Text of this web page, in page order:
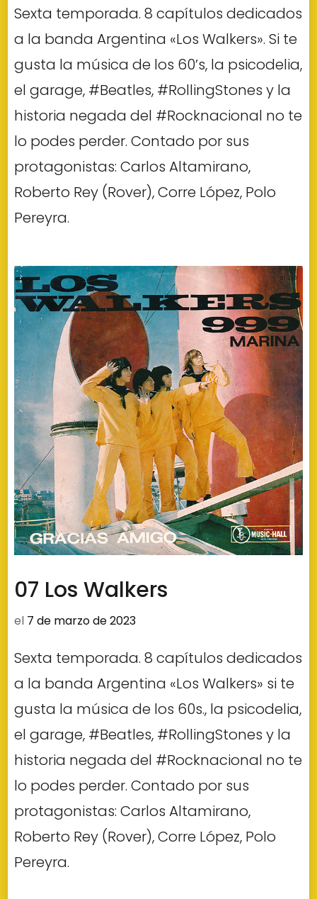
Sexta temporada. 8 capítulos dedicados
a la banda Argentina «Los Walkers». Si te
gusta la música de los 60’s, la psicodelia,
el garage, #Beatles, #RollingStones y la
historia negada del #Rocknacional no te
lo podes perder. Contado por sus
protagonistas: Carlos Altamirano,
Roberto Rey (Rover), Corre López, Polo
Pereyra.
07 Los Walkers
el 7 de marzo de 2023
Sexta temporada. 8 capítulos dedicados
a la banda Argentina «Los Walkers» si te
gusta la música de los 60s., la psicodelia,
el garage, #Beatles, #RollingStones y la
historia negada del #Rocknacional no te
lo podes perder. Contado por sus
protagonistas: Carlos Altamirano,
Roberto Rey (Rover), Corre López, Polo
Pereyra.